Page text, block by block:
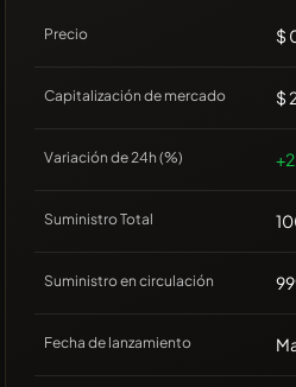
Precio $
Capitalización de mercado $
Variación de 24h (%)
Suministro Total
Suministro en circulación
Fecha de lanzamiento